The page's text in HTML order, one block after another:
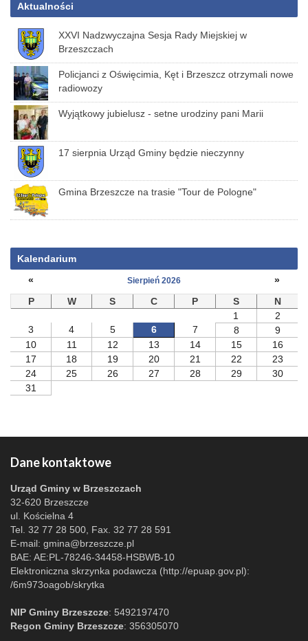
Aktualności
XXVI Nadzwyczajna Sesja Rady Miejskiej w
Brzeszczach
Policjanci z Oświęcimia, Kęt i Brzeszcz otrzymali nowe
radiowozy
Wyjątkowy jubielusz - setne urodziny pani Marii
17 sierpnia Urząd Gminy będzie nieczynny
Gmina Brzeszcze na trasie "Tour de Pologne"
Kalendarium
«
Sierpień 2026
»
P
W S C P S
N
1
2
3
4 5 6 7 8
9
10
11 12 13 14 15
16
17
18 19 20 21 22
23
24
25 26 27 28 29
30
31
Dane kontaktowe
Urząd Gminy w Brzeszczach
32-620 Brzeszcze
ul. Kościelna 4
Tel. 32 77 28 500, Fax. 32 77 28 591
E-mail: gmina@brzeszcze.pl
BAE: AE:PL-78246-34458-HSBWB-10
Elektroniczna skrzynka podawcza (http://epuap.gov.pl):
/6m973oagob/skrytka
NIP Gminy Brzeszcze: 5492197470
Regon Gminy Brzeszcze: 356305070